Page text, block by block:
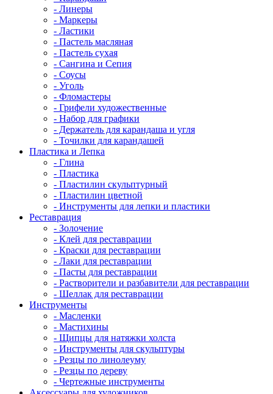
- Линеры
- Маркеры
- Ластики
- Пастель масляная
- Пастель сухая
- Сангина и Сепия
- Соусы
- Уголь
- Фломастеры
- Грифели художественные
- Набор для графики
- Держатель для карандаша и угля
- Точилки для карандашей
Пластика и Лепка
- Глина
- Пластика
- Пластилин скульптурный
- Пластилин цветной
- Инструменты для лепки и пластики
Реставрация
- Золочение
- Клей для реставрации
- Краски для реставрации
- Лаки для реставрации
- Пасты для реставрации
- Растворители и разбавители для реставрации
- Шеллак для реставрации
Инструменты
- Масленки
- Мастихины
- Щипцы для натяжки холста
- Инструменты для скульптуры
- Резцы по линолеуму
- Резцы по дереву
- Чертежные инструменты